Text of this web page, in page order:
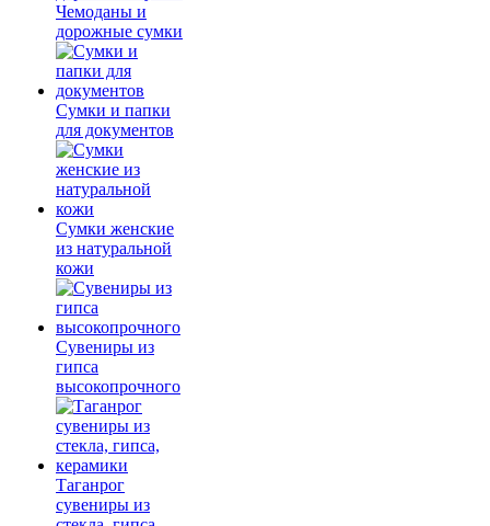
Чемоданы и
дорожные сумки
Сумки и папки
для документов
Сумки женские
из натуральной
кожи
Сувениры из
гипса
высокопрочного
Таганрог
сувениры из